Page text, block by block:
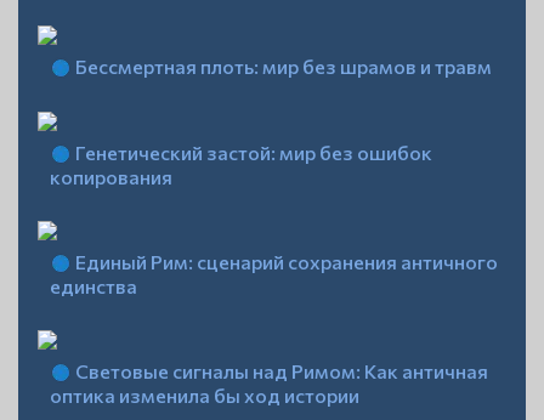
Бессмертная плоть: мир без шрамов и травм
Генетический застой: мир без ошибок
копирования
Единый Рим: сценарий сохранения античного
единства
Световые сигналы над Римом: Как античная
оптика изменила бы ход истории